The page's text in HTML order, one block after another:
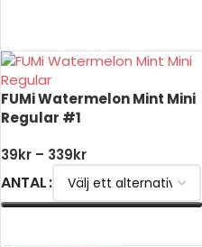
FUMi Watermelon Mint Mini
Regular #1
39kr – 339kr
ANTAL